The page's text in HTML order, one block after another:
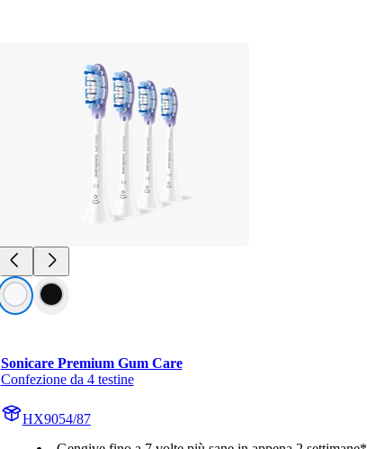
Sonicare Premium Gum Care
Confezione da 4 testine
HX9054/87